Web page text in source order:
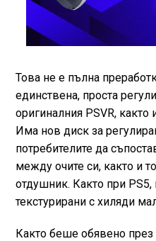
Това не е пълна
единствена, проста
оригиналния PSVR, както
Има нов диск за
потребителите да
между очите си, както и
отдушник. Както при PS5,
текстурирани с хиляди
Както беше обявено през